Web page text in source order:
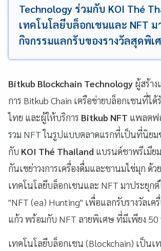
Technology ร่วมกับ KOI Thé
เทคโนโลยีบล็อกเชนและ NFT
กิจกรรมแลกรับของรางวัลสุดพิเ
Bitkub Blockchain Technology ผู้สร้า
การ Bitkub Chain เครือข่ายบล็อกเชนที่ได้
ไทย และผู้ให้บริการ Bitkub NFT แพลตฟ
รวม NFT ในรูปแบบตลาดแรกที่เป็นที่นิยม
กับ KOI Thé Thailand แบรนด์ชาพรีเมีย
กันเขย่าวงการเครื่องดื่มและชานมไข่มุก ด้ว
เทคโนโลยีบล็อกเชนและ NFT มาประยุก
"NFT (ea) Hunting" เพื่อแลกรับรางวัลเค
แก้ว พร้อมกับ NFT ลายพิเศษ ที่มีเพียง 50
เทคโนโลยีบล็อกเชน (Blockchain) เป็นเ